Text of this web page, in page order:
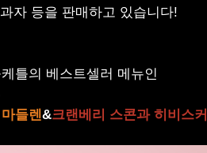
자 등을 판매하고 있습니다!
틀의 베스트셀러 메뉴인
들렌&크랜베리 스콘과 히비스